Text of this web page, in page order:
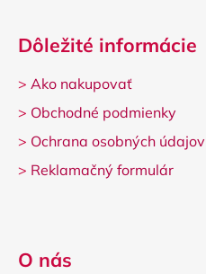
Dôležité informácie
> Ako nakupovať
> Obchodné podmienky
> Ochrana osobných údajov
> Reklamačný formulár
O nás